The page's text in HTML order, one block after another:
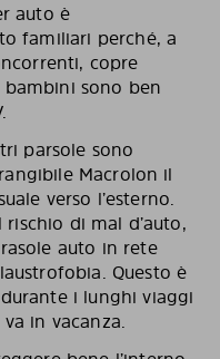
auto è
familiari perché, a
copre
sono ben
parsole sono
Macrolon il
verso l’esterno.
di mal d’auto,
auto in rete
Questo è
i lunghi viaggi
in vacanza.